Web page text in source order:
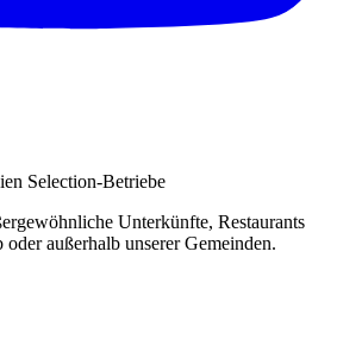
Selection-Betriebe
Unterkünfte, Restaurants
außerhalb unserer Gemeinden.